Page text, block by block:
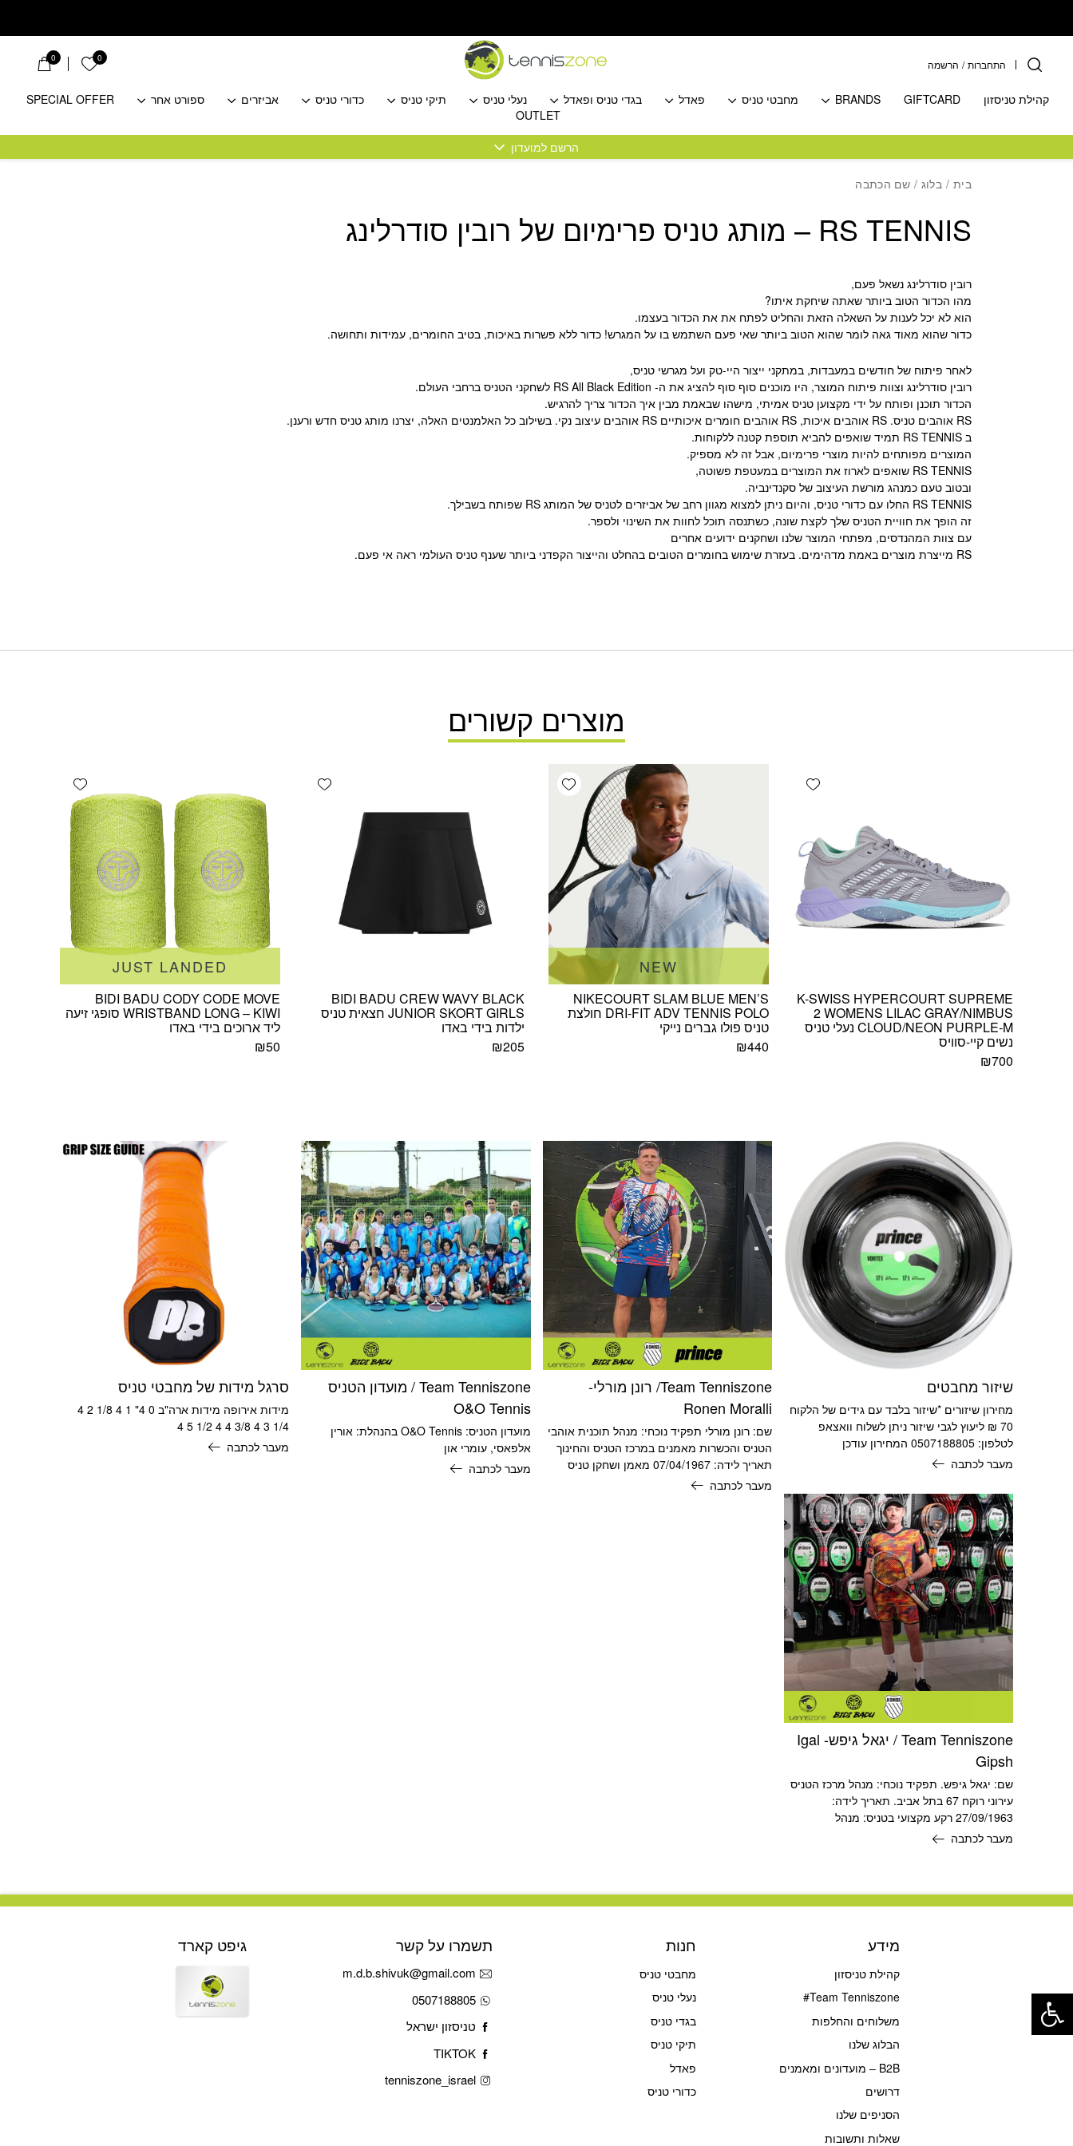
0 הרשימה שלי
0
התחברות / הרשמה
קהילת טניסזון GIFTCARD
BRANDS מחבטי טניס פאדל בגדי טניס ופאדל נעלי טניס תיקי טניס כדורי טניס אביזרים ספורט אחר
SPECIAL OFFER
OUTLET
הרשם למועדון
בית / בלוג / שם הכתבה
RS TENNIS – מותג טניס פרימיום של רובין סודרלינג
רובין סודרלינג נשאל פעם,
מהו הכדור הטוב ביותר שאתה שיחקת איתו?
הוא לא יכל לענות על השאלה הזאת והחליט לפתח את את הכדור בעצמו.
כדור שהוא מאוד גאה לומר שהוא הטוב ביותר שאי פעם השתמש בו על המגרש! כדור ללא פשרות באיכות, בטיב החומרים, עמידות ותחושה.
לאחר פיתוח של חודשים במעבדות, במתקני ייצור היי-טק ועל מגרשי טניס,
רובין סודרלינג וצוות פיתוח המוצר, היו מוכנים סוף סוף להציג את ה- RS All Black Edition לשחקני הטניס ברחבי העולם.
הכדור תוכנן ופותח על ידי מקצוען טניס אמיתי, מישהו שבאמת מבין איך הכדור צריך להרגיש.
RS אוהבים טניס. RS אוהבים איכות, RS אוהבים חומרים איכותיים RS אוהבים עיצוב נקי. בשילוב כל האלמנטים האלה, יצרנו מותג טניס חדש ורענן.
ב RS TENNIS תמיד שואפים להביא תוספת קטנה ללקוחות.
המוצרים מפותחים להיות מוצרי פרימיום, אבל זה לא מספיק.
RS TENNIS שואפים לארוז את המוצרים במעטפת פשוטה,
ובטוב טעם כמנהג מורשת העיצוב של סקנדינביה.
RS TENNIS החלו עם כדורי טניס, והיום ניתן למצוא מגוון רחב של אביזרים לטניס של המותג RS שפותח בשבילך.
זה הופך את חוויית הטניס שלך לקצת שונה, כשתנסה תוכל לחוות את השינוי ולספר.
עם צוות המהנדסים, מפתחי המוצר שלנו ושחקנים ידועים אחרים
RS מייצרת מוצרים באמת מדהימים. בעזרת שימוש בחומרים הטובים בהחלט והייצור הקפדני ביותר שענף טניס העולמי ראה אי פעם.
מוצרים קשורים
Add wishlist
K-SWISS HYPERCOURT SUPREME
2 WOMENS LILAC GRAY/NIMBUS
CLOUD/NEON PURPLE-M נעלי טניס
נשים קיי-סוויס
₪700
Add wishlist
NEW
NIKECOURT SLAM BLUE MEN’S
DRI-FIT ADV TENNIS POLO חולצת
טניס פולו גברים נייקי
₪440
Add wishlist
BIDI BADU CREW WAVY BLACK
JUNIOR SKORT GIRLS חצאית טניס
ילדות בידי באדו
₪205
Add wishlist
JUST LANDED
BIDI BADU CODY CODE MOVE
WRISTBAND LONG – KIWI סופגי זיעה
ליד ארוכים בידי באדו
₪50
שיזור מחבטים
מחירון שיזורים *שיזור בלבד עם גידים של הלקוח
70 ₪ ליעוץ לגבי שיזור ניתן לשלוח וואצאפ
לטלפון: 0507188805 המחירון עודכן
מעבר לכתבה
Team Tenniszone/ רונן מורלי-
Ronen Moralli
שם: רונן מורלי תפקיד נוכחי: מנהל תוכנית אוהבי
הטניס והכשרות מאמנים במרכז הטניס והחינוך
תאריך לידה: 07/04/1967 מאמן ושחקן טניס
מעבר לכתבה
Team Tenniszone / מועדון הטניס
O&O Tennis
מועדון הטניס: O&O Tennis בהנהלת: אורין
אלפאסי, עומרי און
מעבר לכתבה
סרגל מידות של מחבטי טניס
מידות אירופה מידות ארה"ב 0 4" 1 4 1/8 2 4
1/4 3 4 3/8 4 4 1/2 5 4
מעבר לכתבה
Team Tenniszone / יגאל גיפש- Igal
Gipsh
שם: יגאל גיפש. תפקיד נוכחי: מנהל מרכז הטניס
עירוני רוקח 67 בתל אביב. תאריך לידה:
27/09/1963 רקע מקצועי בטניס: מנהל
מעבר לכתבה
מידע
קהילת טניסזון
Team Tenniszone#
משלוחים והחלפות
הבלוג שלנו
B2B – מועדונים ומאמנים
דרושים
הסניפים שלנו
שאלות ותשובות
חנות
מחבטי טניס
נעלי טניס
בגדי טניס
תיקי טניס
פאדל
כדורי טניס
תשמרו על קשר
m.d.b.shivuk@gmail.com
0507188805
טניסזון ישראל
TIKTOK
tenniszone_israel
גיפט קארד
פתח סרגל נגישות